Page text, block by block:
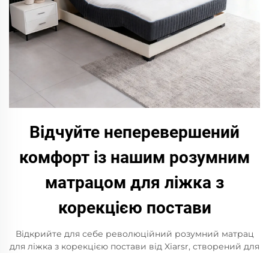
Відчуйте неперевершений
комфорт із нашим розумним
матрацом для ліжка з
корекцією постави
Відкрийте для себе революційний розумний матрац
для ліжка з корекцією постави від Xiarsr, створений для